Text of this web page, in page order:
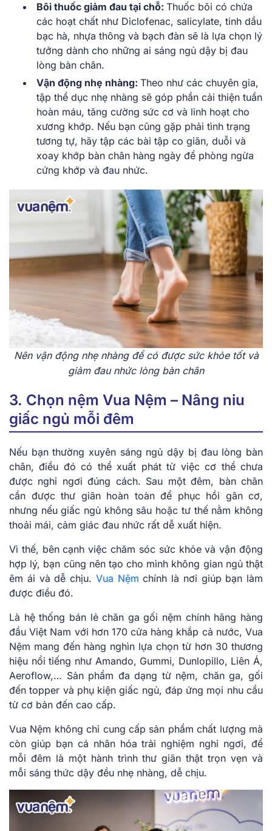
Bôi thuốc giảm đau tại chỗ: Thuốc bôi có chứa
các hoạt chất như Diclofenac, salicylate, tinh dầu
bạc hà, nhựa thông và bạch đàn sẽ là lựa chọn lý
tưởng dành cho những ai sáng ngủ dậy bị đau
lòng bàn chân.
Vận động nhẹ nhàng: Theo như các chuyên gia,
tập thể dục nhẹ nhàng sẽ góp phần cải thiện tuần
hoàn máu, tăng cường sức cơ và linh hoạt cho
xương khớp. Nếu bạn cũng gặp phải tình trạng
tương tự, hãy tập các bài tập co giãn, duỗi và
xoay khớp bàn chân hàng ngày để phòng ngừa
cứng khớp và đau nhức.
Nên vận động nhẹ nhàng để có được sức khỏe tốt và
giảm đau nhức lòng bàn chân
3. Chọn nệm Vua Nệm – Nâng niu
giấc ngủ mỗi đêm
Nếu bạn thường xuyên sáng ngủ dậy bị đau lòng bàn
chân, điều đó có thể xuất phát từ việc cơ thể chưa
được nghỉ ngơi đúng cách. Sau một đêm, bàn chân
cần được thư giãn hoàn toàn để phục hồi gân cơ,
nhưng nếu giấc ngủ không sâu hoặc tư thế nằm không
thoải mái, cảm giác đau nhức rất dễ xuất hiện.
Vì thế, bên cạnh việc chăm sóc sức khỏe và vận động
hợp lý, bạn cũng nên tạo cho mình không gian ngủ thật
êm ái và dễ chịu. Vua Nệm chính là nơi giúp bạn làm
được điều đó.
Là hệ thống bán lẻ chăn ga gối nệm chính hãng hàng
đầu Việt Nam với hơn 170 cửa hàng khắp cả nước, Vua
Nệm mang đến hàng nghìn lựa chọn từ hơn 30 thương
hiệu nổi tiếng như Amando, Gummi, Dunlopillo, Liên Á,
Aeroflow,… Sản phẩm đa dạng từ nệm, chăn ga, gối
đến topper và phụ kiện giấc ngủ, đáp ứng mọi nhu cầu
từ cơ bản đến cao cấp.
Vua Nệm không chỉ cung cấp sản phẩm chất lượng mà
còn giúp bạn cá nhân hóa trải nghiệm nghỉ ngơi, để
mỗi đêm là một hành trình thư giãn thật trọn vẹn và
mỗi sáng thức dậy đều nhẹ nhàng, dễ chịu.